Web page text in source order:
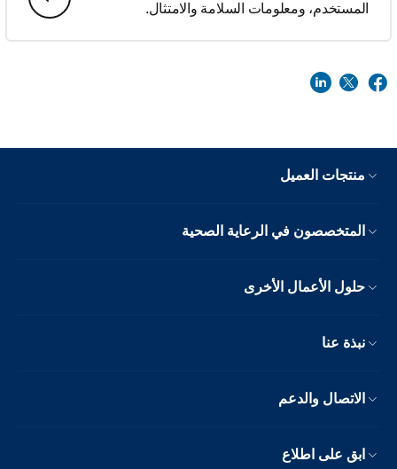
المستخدم، ومعلومات السلامة والامتثال.
منتجات العميل
المتخصصون في الرعاية الصحية
حلول الأعمال الأخرى
نبذة عنا
الاتصال والدعم
ابق على اطلاع